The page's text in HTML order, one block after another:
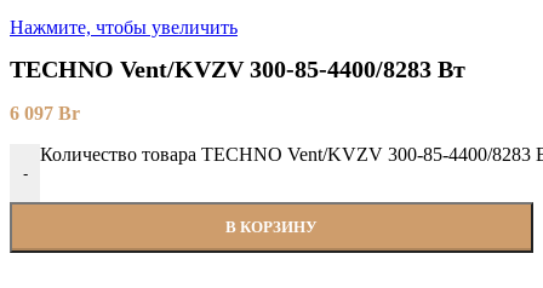
Нажмите, чтобы увеличить
TECHNO Vent/KVZV 300-85-4400/8283 Вт
6 097 Br
-
Количество товара TECHNO Vent/KVZV 300-85-4400/8283
В КОРЗИНУ